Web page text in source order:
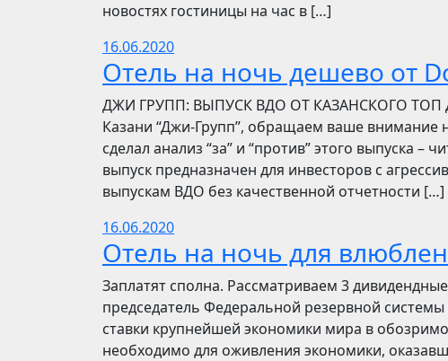
новостях гостиницы на час в […]
16.06.2020
Отель на ночь дешево от
​​ДЖИ ГРУПП: ВЫПУСК ВДО ОТ КАЗАНСКОГО ТОП
Казани “Джи-Групп”, обращаем ваше
сделал анализ “за” и “против” этого выпуска
выпуск предназначен для инвесторов с
выпускам ВДО без качественной отчетности […]
16.06.2020
Отель на ночь для
Заплатят сполна. Рассматриваем 3
председатель Федеральной резервной
ставки крупнейшей экономики мира в
необходимо для оживления экономики,